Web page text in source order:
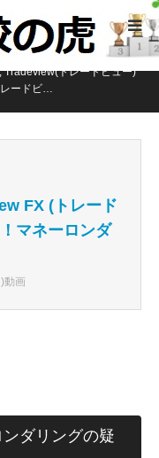
, Tradeview(トレードビュー)
レードビ…
FX (トレード
マネーロンダ
動画
ダリングの疑